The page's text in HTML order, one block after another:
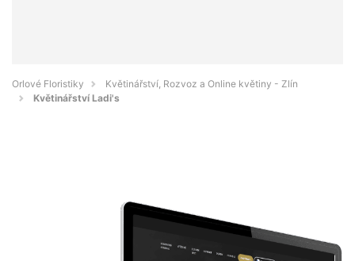
Orlové Floristiky
Květinářství, Rozvoz a Online květiny - Zlín
Květinářství Ladi's